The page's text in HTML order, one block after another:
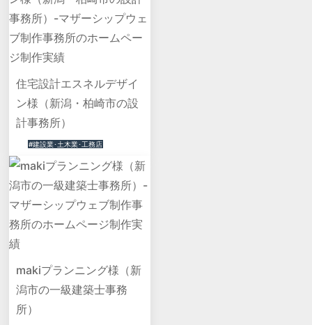
住宅設計エスネルデザイ
ン様（新潟・柏崎市の設
計事務所）
#建設業･土木業･工務店
makiプランニング様（新
潟市の一級建築士事務
所）